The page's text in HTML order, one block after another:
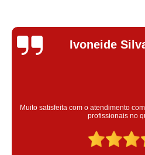
Silvana Alves
Super satisfeita com o serviço
colaoradores educado e
Claudinei excelente